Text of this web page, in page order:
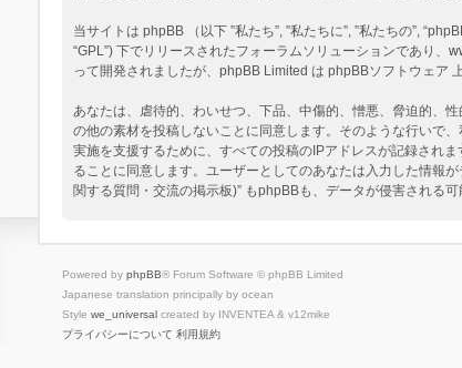
当サイトは phpBB （以下 ”私たち”, ”私たちに”, ”私たちの”,
“GPL”) 下でリリースされたフォーラムソリューションであり、
って開発されましたが、phpBB Limited は phpBBソフトウェア
あなたは、虐待的、わいせつ、下品、中傷的、憎悪、脅迫的、
の他の素材を投稿しないことに同意します。そのような行いで
実施を支援するために、すべての投稿のIPアドレスが記録され
ることに同意します。ユーザーとしてのあなたは入力した情報
関する質問・交流の掲示板)” もphpBBも、データが侵害される
Powered by phpBB® Forum Software © phpBB Limited
Japanese translation principally by ocean
Style we_universalcreated by INVENTEA & v12mike
プライバシーについて 利用規約